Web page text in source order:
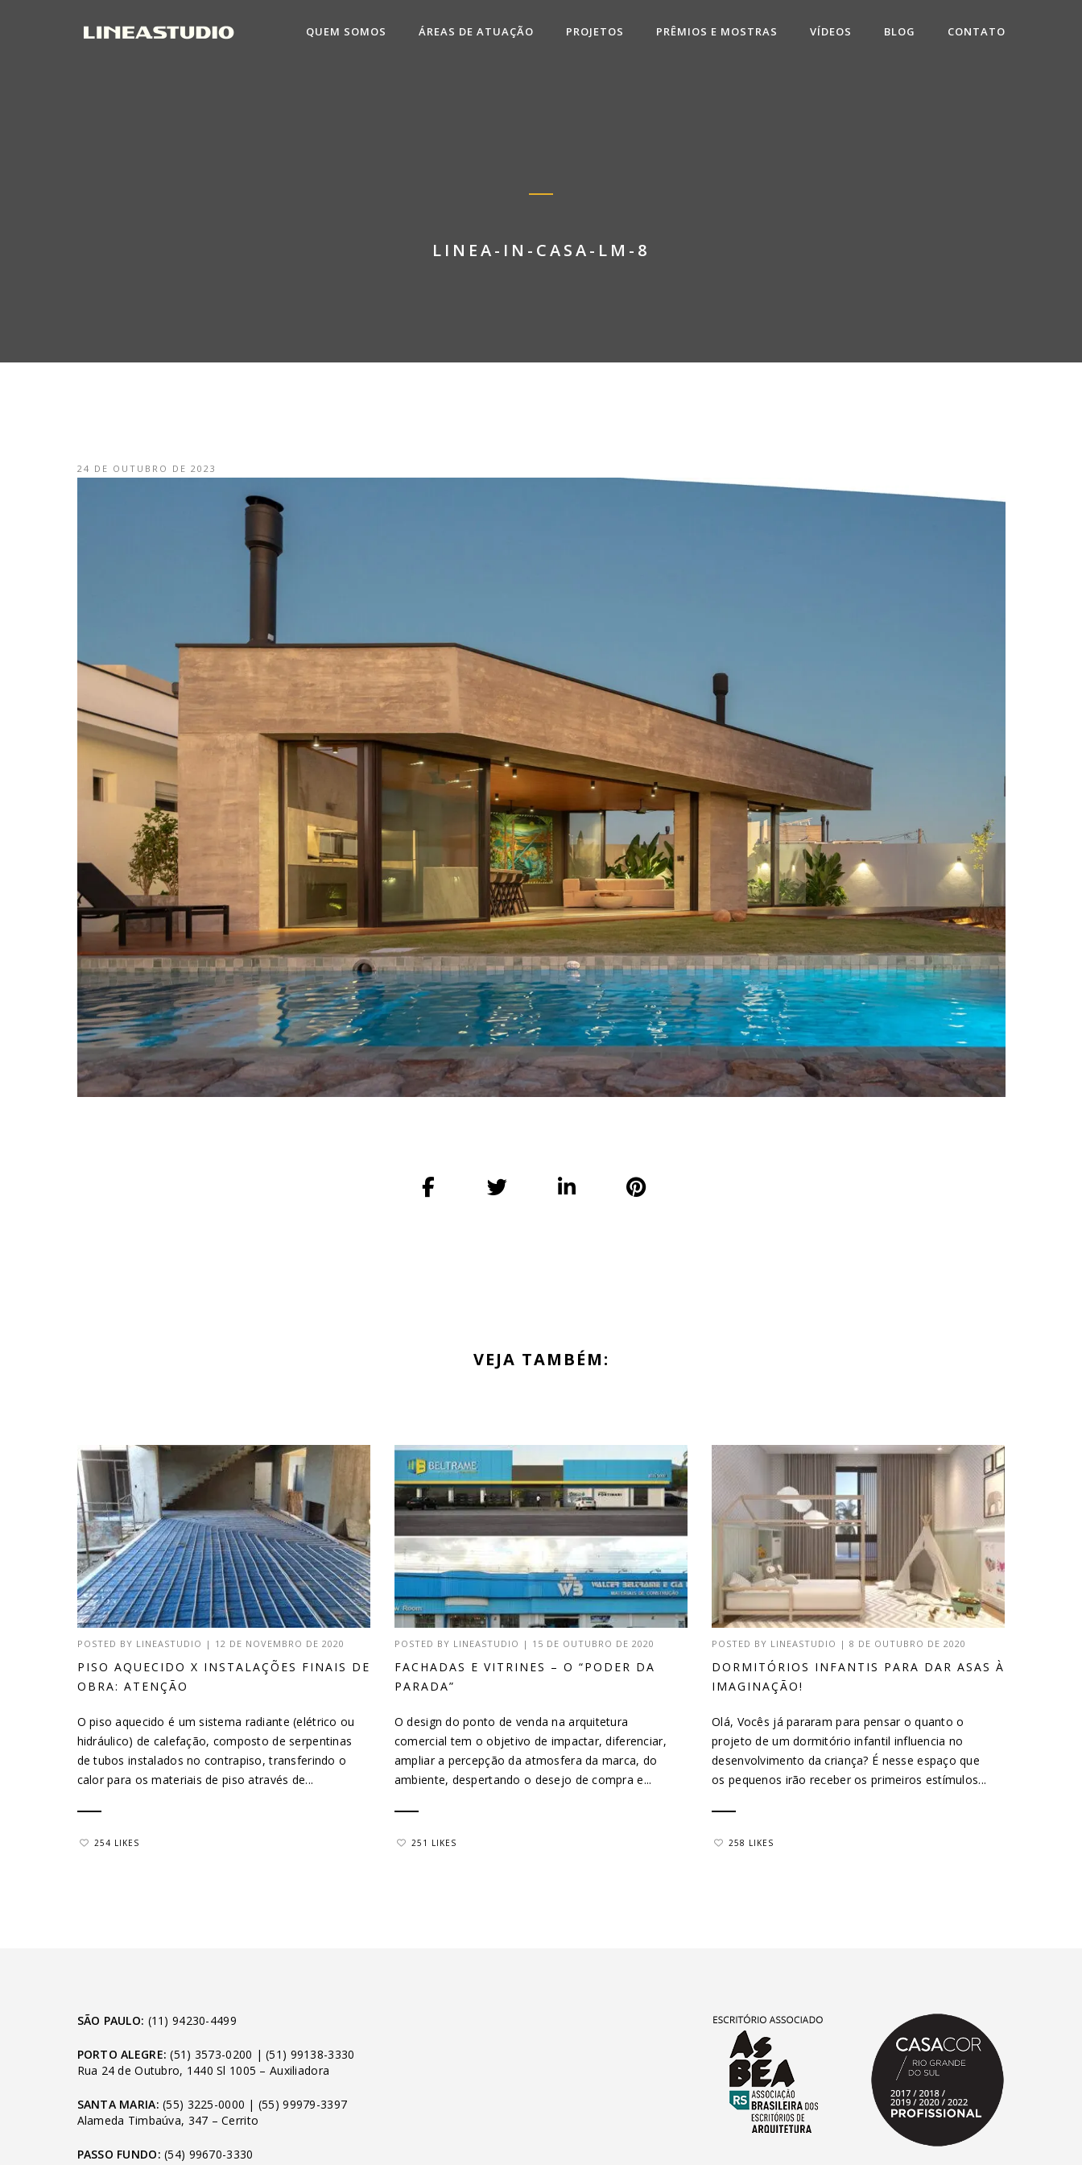
QUEM SOMOS ÁREAS DE ATUAÇÃO PROJETOS PRÊMIOS E MOSTRAS VÍDEOS BLOG CONTATO
LINEA-IN-CASA-LM-8
24 DE OUTUBRO DE 2023
VEJA TAMBÉM:
POSTED BY LINEASTUDIO | 12 DE NOVEMBRO DE 2020
PISO AQUECIDO X INSTALAÇÕES FINAIS DE
OBRA: ATENÇÃO
O piso aquecido é um sistema radiante (elétrico ou
hidráulico) de calefação, composto de serpentinas
de tubos instalados no contrapiso, transferindo o
calor para os materiais de piso através de...
254 LIKES
POSTED BY LINEASTUDIO | 15 DE OUTUBRO DE 2020
FACHADAS E VITRINES – O “PODER DA
PARADA”
O design do ponto de venda na arquitetura
comercial tem o objetivo de impactar, diferenciar,
ampliar a percepção da atmosfera da marca, do
ambiente, despertando o desejo de compra e...
251 LIKES
POSTED BY LINEASTUDIO |8 DE OUTUBRO DE 2020
DORMITÓRIOS INFANTIS PARA DAR ASAS À
IMAGINAÇÃO!
Olá, Vocês já pararam para pensar o quanto o
projeto de um dormitório infantil influencia no
desenvolvimento da criança? É nesse espaço que
os pequenos irão receber os primeiros estímulos...
258 LIKES
SÃO PAULO: (11) 94230-4499
PORTO ALEGRE: (51) 3573-0200 |(51) 99138-3330
Rua 24 de Outubro, 1440 Sl 1005 – Auxiliadora
SANTA MARIA: (55) 3225-0000 | (55) 99979-3397
Alameda Timbaúva, 347 – Cerrito
PASSO FUNDO: (54) 99670-3330